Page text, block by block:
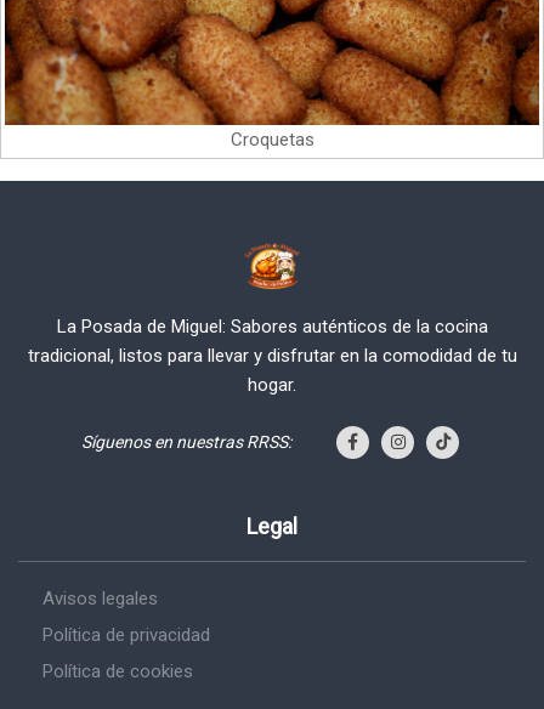
Croquetas
La Posada de Miguel: Sabores auténticos de la cocina
tradicional, listos para llevar y disfrutar en la comodidad de tu
hogar.
Síguenos en nuestras RRSS:
Legal
Avisos legales
Política de privacidad
Política de cookies